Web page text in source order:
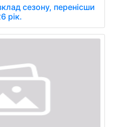
сезону, перенісши
рік.